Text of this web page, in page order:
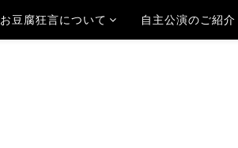
お豆腐狂言について 自主公演のご紹介